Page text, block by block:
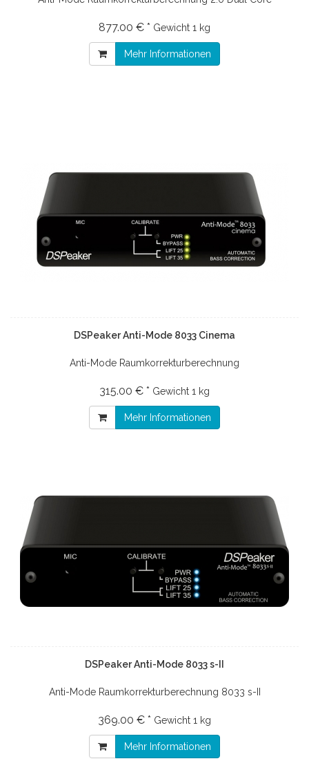
877.00 € * Gewicht 1 kg
Mehr Informationen
DSPeaker Anti-Mode 8033 Cinema
Anti-Mode Raumkorrekturberechnung
315.00 € * Gewicht 1 kg
Mehr Informationen
DSPeaker Anti-Mode 8033 s-II
Anti-Mode Raumkorrekturberechnung 8033 s-II
369.00 € * Gewicht 1 kg
Mehr Informationen